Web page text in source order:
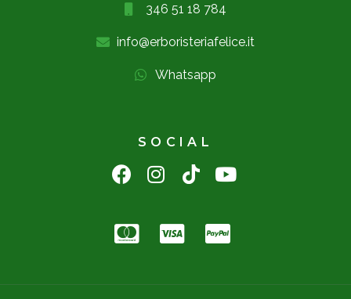
346 51 18 784
info@erboristeriafelice.it
Whatsapp
SOCIAL